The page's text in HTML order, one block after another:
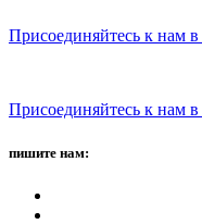
Присоединяйтесь к нам в
Присоединяйтесь к нам в
пишите нам: